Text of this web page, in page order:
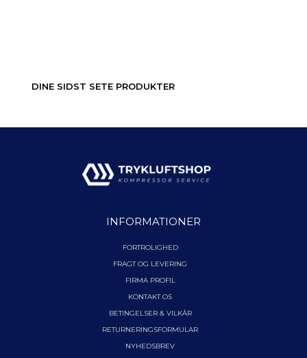
DINE SIDST SETE PRODUKTER
INFORMATIONER
FORTROLIGHED
FRAGT OG LEVERING
FIRMA PROFIL
KONTAKT OS
BETINGELSER & VILKÅR
RETURNERINGSFORMULAR
NYHEDSBREV